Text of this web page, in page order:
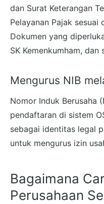
dan Surat Keterangan
Pelayanan Pajak sesuai
Dokumen yang
SK Kemenkumham, dan
Mengurus NIB
Nomor Induk Berusaha
pendaftaran di sistem
sebagai identitas legal
untuk mengurus izin
Bagaimana
Perusahaan